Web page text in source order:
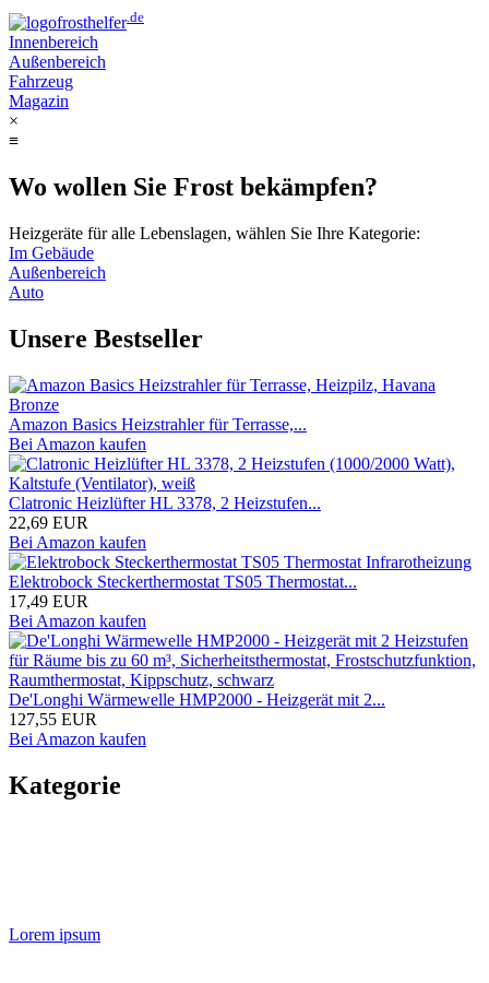
frosthelfer.de
Innenbereich
Außenbereich
Fahrzeug
Magazin
×
≡
Wo wollen Sie Frost bekämpfen?
Heizgeräte für alle Lebenslagen, wählen Sie Ihre Kategorie:
Im Gebäude
Außenbereich
Auto
Unsere Bestseller
Amazon Basics Heizstrahler für Terrasse,...
Bei Amazon kaufen
Clatronic Heizlüfter HL 3378, 2 Heizstufen...
22,69 EUR
Bei Amazon kaufen
Elektrobock Steckerthermostat TS05 Thermostat...
17,49 EUR
Bei Amazon kaufen
De'Longhi Wärmewelle HMP2000 - Heizgerät mit 2...
127,55 EUR
Bei Amazon kaufen
Kategorie
Lorem ipsum